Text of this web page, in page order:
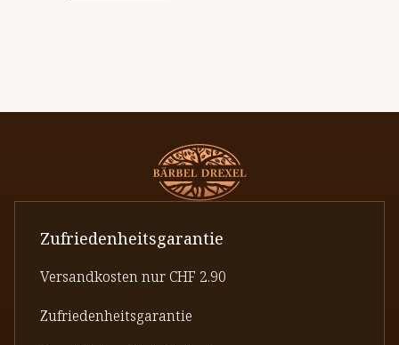
Zufriedenheitsgarantie
Versandkosten nur CHF 2.90
Zufriedenheitsgarantie